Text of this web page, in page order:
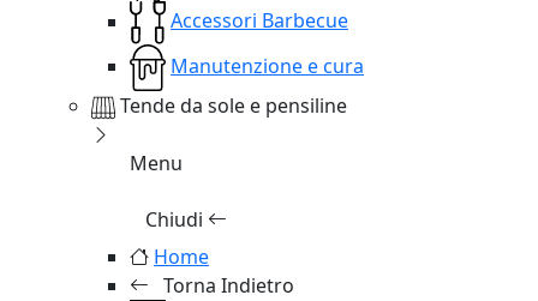
Accessori Barbecue
Manutenzione e cura
Tende da sole e pensiline
Menu
Chiudi
Home
Torna Indietro